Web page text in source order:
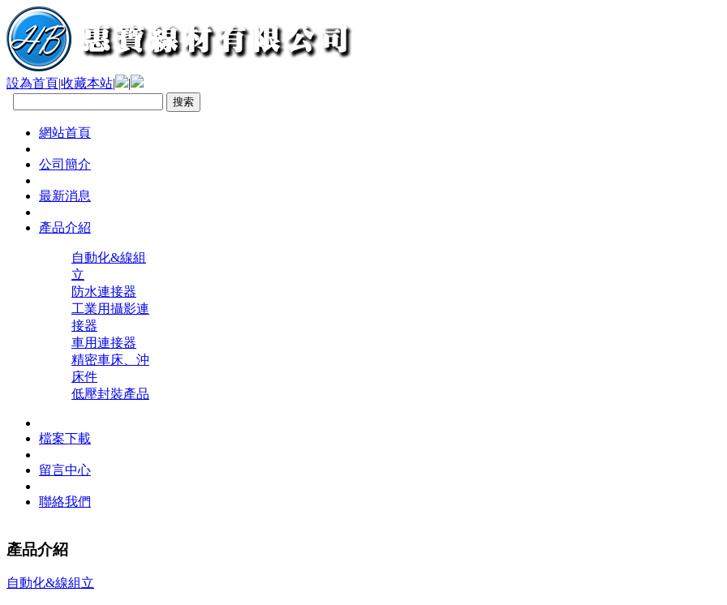
設為首頁|收藏本站| |
網站首頁
公司簡介
最新消息
產品介紹
自動化&線組
立
防水連接器
工業用攝影連
接器
車用連接器
精密車床、沖
床件
低壓封裝產品
檔案下載
留言中心
聯絡我們
產品介紹
自動化&線組立